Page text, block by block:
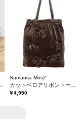
Samansa Mos2
￥4,950